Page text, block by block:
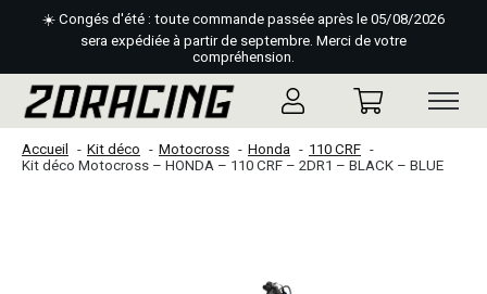
☀️ Congés d'été : toute commande passée après le 05/08/2026
sera expédiée à partir de septembre. Merci de votre
compréhension.
Accueil Kit déco Motocross Honda
110 CRF
Kit déco Motocross – HONDA – 110 CRF – 2DR1 – BLACK – BLUE